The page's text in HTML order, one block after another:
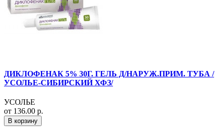
ДИКЛОФЕНАК 5% 30Г. ГЕЛЬ Д/НАРУЖ.ПРИМ. ТУБА /
УСОЛЬЕ-СИБИРСКИЙ ХФЗ/
УСОЛЬЕ
от 136.00 р.
В корзину